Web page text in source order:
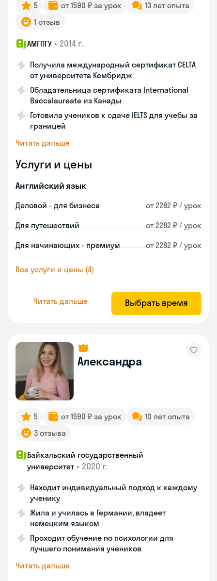
5 от 1590 ₽ за урок
13 лет опыта
1 отзыв
АМГПГУ • 2014 г.
Получила международный сертификат CELTA
от университета Кембридж
Обладательница сертификата International
Baccalaureate из Канады
Готовила учеников к сдаче IELTS для учебы за
границей
Читать дальше
Услуги и цены
Английский язык
Деловой - для бизнеса от 2282 ₽ / урок
Для путешествий от 2282 ₽ / урок
Для начинающих - премиум от 2282 ₽ / урок
Все услуги и цены (4)
Читать дальше Выбрать время
Александра
5 от 1590 ₽ за урок
10 лет опыта
3 отзыва
Байкальский государственный
университет • 2020 г.
Находит индивидуальный подход к каждому
ученику
Жила и училась в Германии, владеет
немецким языком
Проходит обучение по психологии для
лучшего понимания учеников
Читать дальше